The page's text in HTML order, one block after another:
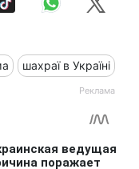
шахраї в Україні